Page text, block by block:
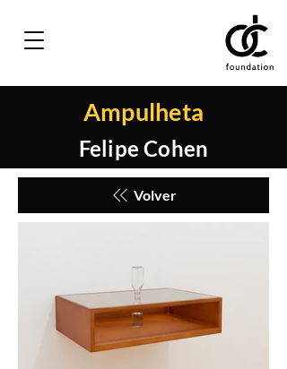
Ampulheta
Felipe Cohen
Volver